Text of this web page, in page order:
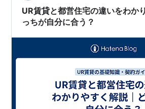
● 回覧板が回ってこ…
UR賃貸と都営住宅の違いをわか
っちが自分に合う？